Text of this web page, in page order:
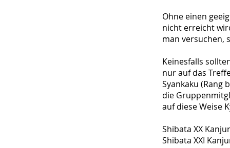
Ohne einen
nicht erreicht
man versuchen,
Keinesfalls
nur auf das
Syankaku (Rang
die
auf diese Weise
Shibata XX
Shibata XXI